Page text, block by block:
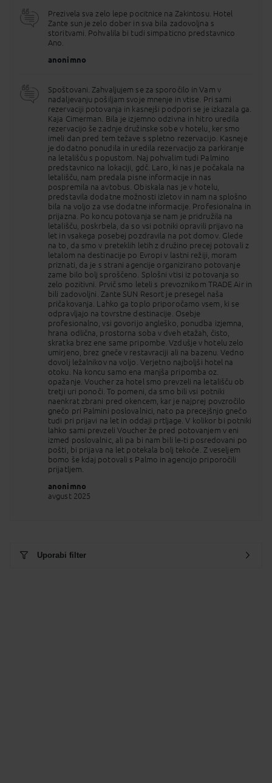
Prezivela sva zelo lepe pocitnice na Zakintosu. Hotel
Zante sun je zelo dober in sva bila zadovoljna s
storitvami. Pohvalila bi tudi simpaticno predstavnico
Ano.
anonimno
Spoštovani. Zahvaljujem se za sporočilo in Vam v
nadaljevanju pošiljam svoje mnenje in vtise. Pri sami
rezervaciji potovanja in kasnejši podpori se je izkazala ga.
Kaja Cimerman. Bila je izjemno odzivna in hitro uredila
rezervacijo še zadnje družinske sobe v hotelu, ker smo
imeli dan pred tem težave s spletno rezervacijo. Kasneje
je dodatno ponudila in uredila rezervacijo za parkiranje
na letališču s popustom. Naj pohvalim tudi Palmino
predstavnico na lokaciji, gdč. Laro, ki nas je počakala na
letališču, nam predala pisne informacije in nas
pospremila na avtobus. Obiskala nas je v hotelu,
predstavila dodatne možnosti izletov in nam na splošno
bila na voljo za vse dodatne informacije. Profesionalna in
prijazna. Po koncu potovanja se nam je pridružila na
letališču, poskrbela, da so vsi potniki opravili prijavo na
let in vsakega posebej pozdravila na pot domov. Glede
na to, da smo v preteklih letih z družino precej potovali z
letalom na destinacije po Evropi v lastni režiji, moram
priznati, da je s strani agencije organizirano potovanje
zame bilo bolj sproščeno. Splošni vtisi iz potovanja so
zelo pozitivni. Prvič smo leteli s prevoznikom TRADE Air in
bili zadovoljni. Zante SUN Resort je presegel naša
pričakovanja. Lahko ga toplo priporočamo vsem, ki se
odpravljajo na tovrstne destinacije. Osebje
profesionalno, vsi govorijo angleško, ponudba izjemna,
hrana odlična, prostorna soba v dveh etažah, čisto,
skratka brez ene same pripombe. Vzdušje v hotelu zelo
umirjeno, brez gneče v restavraciji ali na bazenu. Vedno
dovolj ležalnikov na voljo. Verjetno najboljši hotel na
otoku. Na koncu samo ena manjša pripomba oz.
opažanje. Voucher za hotel smo prevzeli na letališču ob
tretji uri ponoči. To pomeni, da smo bili vsi potniki
naenkrat zbrani pred okencem, kar je najprej povzročilo
gnečo pri Palmini poslovalnici, nato pa precejšnjo gnečo
tudi pri prijavi na let in oddaji prtljage. V kolikor bi potniki
lahko sami prevzeli Voucher že pred potovanjem v eni
izmed poslovalnic, ali pa bi nam bili le-ti posredovani po
pošti, bi prijava na let potekala bolj tekoče. Z veseljem
bomo še kdaj potovali s Palmo in agencijo priporočili
prijatljem.
anonimno
avgust 2025
Uporabi filter